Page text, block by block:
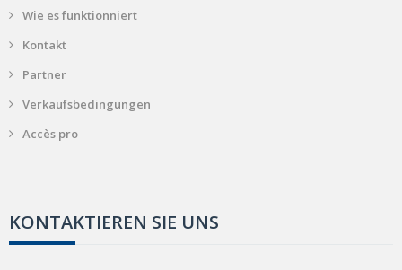
Wie es funktionniert
Kontakt
Partner
Verkaufsbedingungen
Accès pro
KONTAKTIEREN SIE UNS